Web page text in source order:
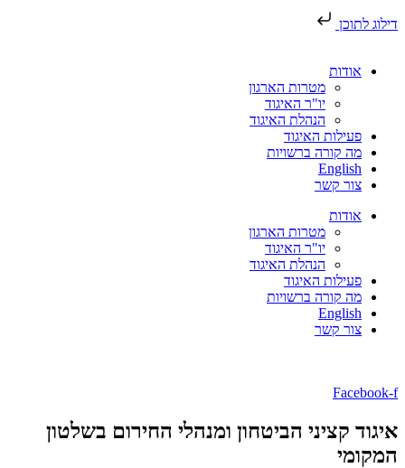
דילוג לתוכן
אודות
מטרות הארגון
יו"ר האיגוד
הנהלת האיגוד
פעילות האיגוד
מה קורה ברשויות
English
צור קשר
אודות
מטרות הארגון
יו"ר האיגוד
הנהלת האיגוד
פעילות האיגוד
מה קורה ברשויות
English
צור קשר
Facebook-f
איגוד קציני הביטחון ומנהלי החירום בשלטון
המקומי